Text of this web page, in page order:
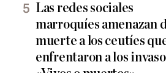
Las redes sociales
marroquíes amenazan
muerte a los ceutíes
enfrentaron a los